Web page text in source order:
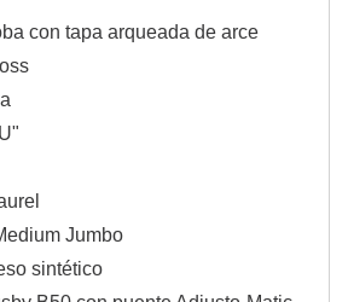
con tapa arqueada de arce
Jumbo
sintético